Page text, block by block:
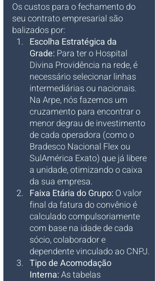
Os custos para o fechamento do
seu contrato empresarial são
balizados por:
Escolha Estratégica da
Grade: Para ter o Hospital
Divina Providência na rede, é
necessário selecionar linhas
intermediárias ou nacionais.
Na Arpe, nós fazemos um
cruzamento para encontrar o
menor degrau de investimento
de cada operadora (como o
Bradesco Nacional Flex ou
SulAmérica Exato) que já libere
a unidade, otimizando o caixa
da sua empresa.
Faixa Etária do Grupo: O valor
final da fatura do convênio é
calculado compulsoriamente
com base na idade de cada
sócio, colaborador e
dependente vinculado ao CNPJ.
Tipo de Acomodação
Interna: As tabelas